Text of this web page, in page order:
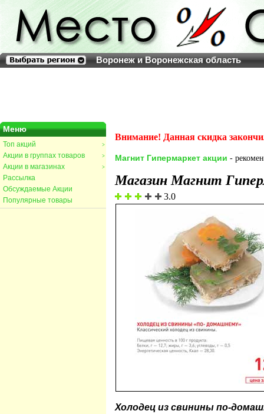
Воронеж и Воронежская область
Меню
>
Топ акций
>
Акции в группах товаров
>
Акции в магазинах
Рассылка
Обсуждаемые Акции
Популярные товары
Внимание! Данная скидка
Магнит Гипермаркет акции -
Магазин Магнит
3.0
Холодец из свинины по-